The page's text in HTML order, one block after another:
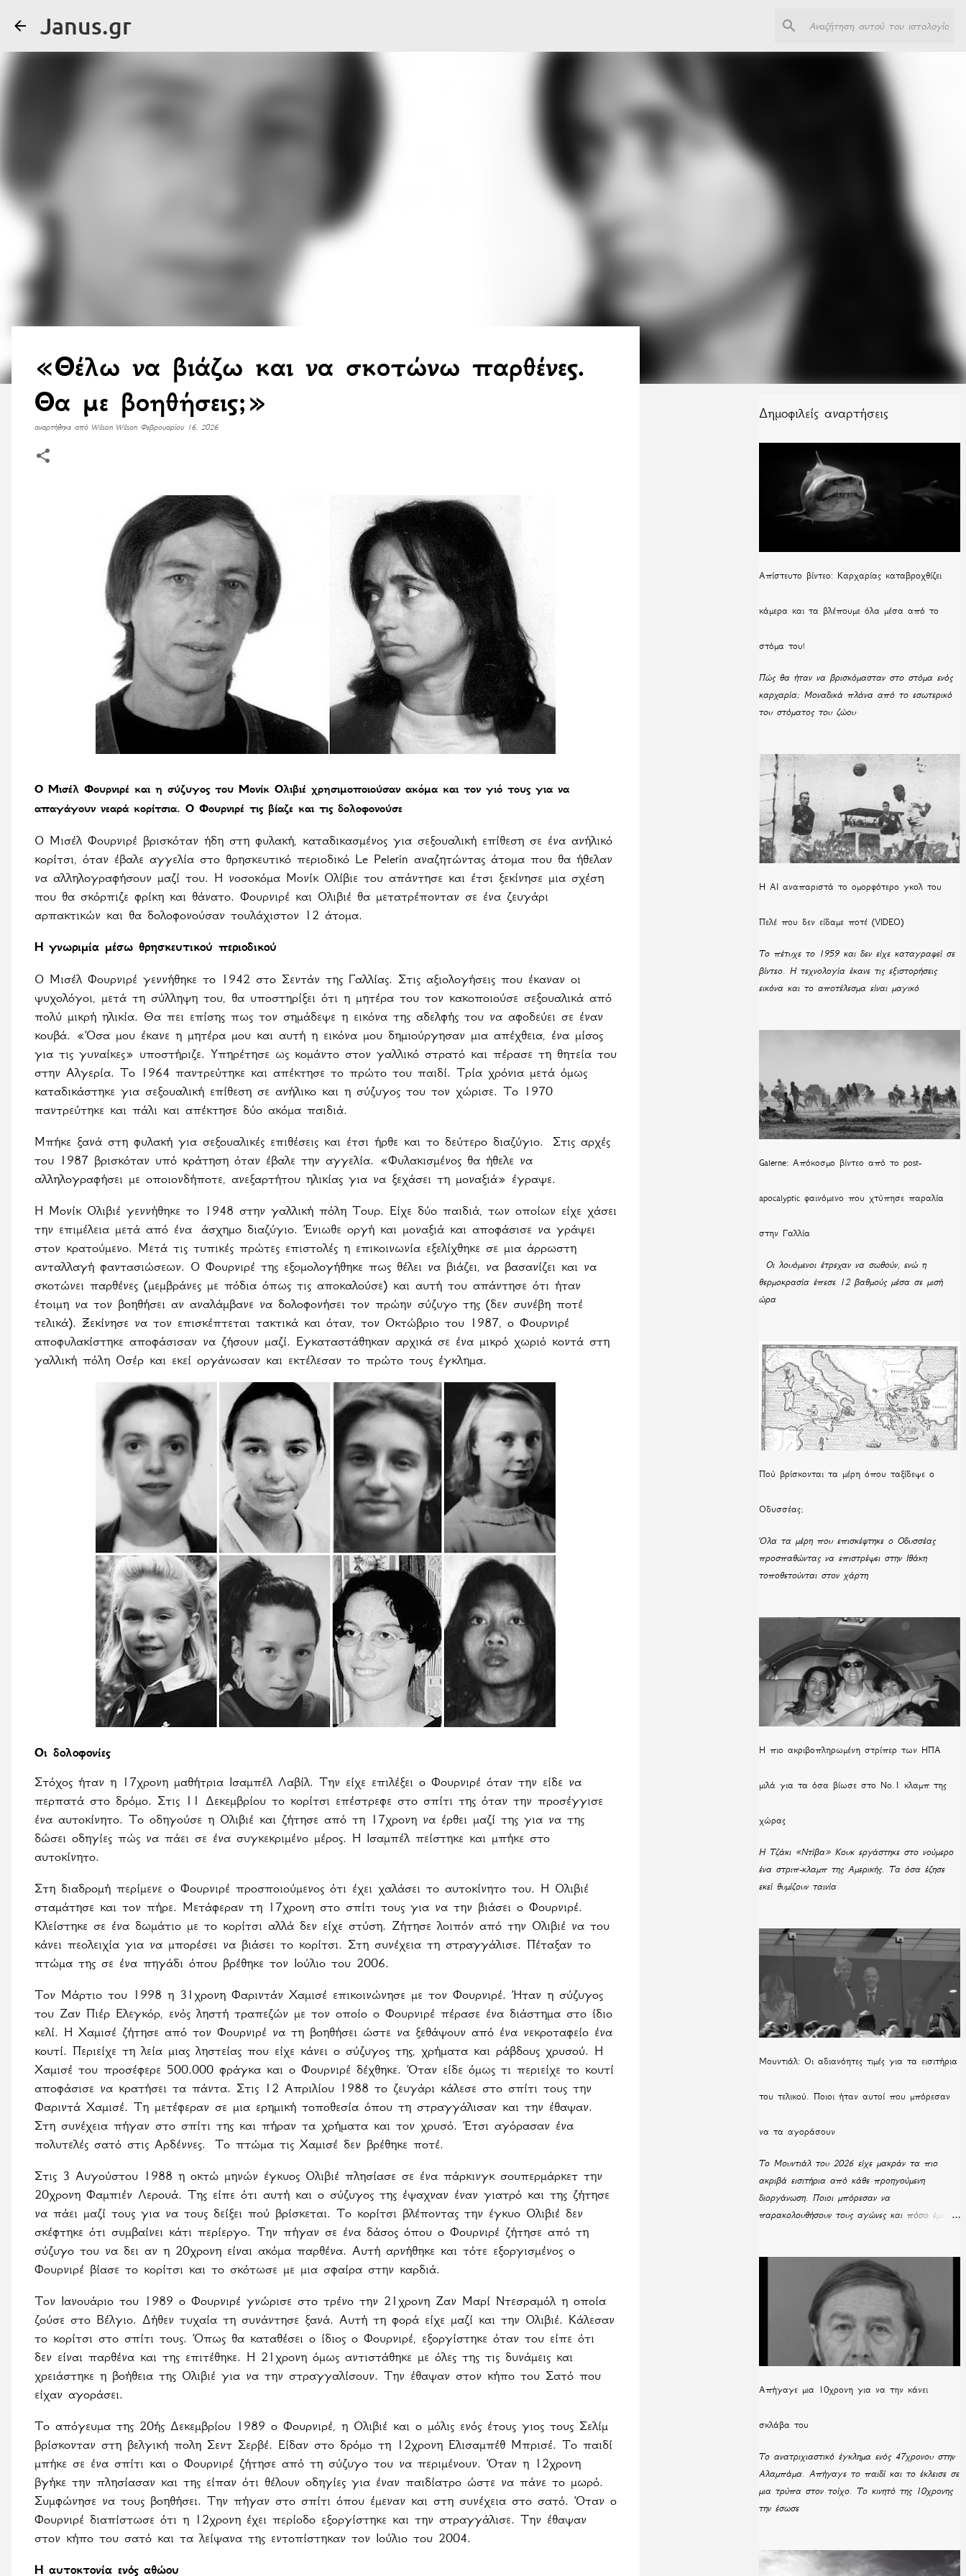
Janus.gr
«Θέλω να βιάζω και να σκοτώνω παρθένες.
Θα με βοηθήσεις;»
αναρτήθηκε από Wilson Wilson Φεβρουαρίου 16, 2026
Ο Μισέλ Φουρνιρέ και η σύζυγος του Μονίκ Ολιβιέ χρησιμοποιούσαν ακόμα και τον γιό τους για να
απαγάγουν νεαρά κορίτσια. Ο Φουρνιρέ τις βίαζε και τις δολοφονούσε
Ο Μισέλ Φουρνιρέ βρισκόταν ήδη στη φυλακή, καταδικασμένος για σεξουαλική επίθεση σε ένα ανήλικό
κορίτσι, όταν έβαλε αγγελία στο θρησκευτικό περιοδικό Le Pelerin αναζητώντας άτομα που θα ήθελαν
να αλληλογραφήσουν μαζί του. Η νοσοκόμα Μονίκ Ολίβιε του απάντησε και έτσι ξεκίνησε μια σχέση
που θα σκόρπιζε φρίκη και θάνατο. Φουρνιρέ και Ολιβιέ θα μετατρέπονταν σε ένα ζευγάρι
αρπακτικών και θα δολοφονούσαν τουλάχιστον 12 άτομα.
Η γνωριμία μέσω θρησκευτικού περιοδικού
Ο Μισέλ Φουρνιρέ γεννήθηκε το 1942 στο Σεντάν της Γαλλίας. Στις αξιολογήσεις που έκαναν οι
ψυχολόγοι, μετά τη σύλληψη του, θα υποστηρίξει ότι η μητέρα του τον κακοποιούσε σεξουαλικά από
πολύ μικρή ηλικία. Θα πει επίσης πως τον σημάδεψε η εικόνα της αδελφής του να αφοδεύει σε έναν
κουβά. «Όσα μου έκανε η μητέρα μου και αυτή η εικόνα μου δημιούργησαν μια απέχθεια, ένα μίσος
για τις γυναίκες» υποστήριζε. Υπηρέτησε ως κομάντο στον γαλλικό στρατό και πέρασε τη θητεία του
στην Αλγερία. Το 1964 παντρεύτηκε και απέκτησε το πρώτο του παιδί. Τρία χρόνια μετά όμως
καταδικάστηκε για σεξουαλική επίθεση σε ανήλικο και η σύζυγος του τον χώρισε. Το 1970
παντρεύτηκε και πάλι και απέκτησε δύο ακόμα παιδιά.
Μπήκε ξανά στη φυλακή για σεξουαλικές επιθέσεις και έτσι ήρθε και το δεύτερο διαζύγιο.
Στις αρχές
του 1987 βρισκόταν υπό κράτηση όταν έβαλε την αγγελία. «Φυλακισμένος θα ήθελε να
αλληλογραφήσει με οποιονδήποτε, ανεξαρτήτου ηλικίας για να ξεχάσει τη μοναξιά» έγραψε.
Η Μονίκ Ολιβιέ γεννήθηκε το 1948 στην γαλλική πόλη Τουρ. Είχε δύο παιδιά, των οποίων είχε χάσει
την επιμέλεια μετά από ένα άσχημο διαζύγιο. Ένιωθε οργή και μοναξιά και αποφάσισε να γράψει
στον κρατούμενο. Μετά τις τυπικές πρώτες επιστολές η επικοινωνία εξελίχθηκε σε μια άρρωστη
ανταλλαγή φαντασιώσεων. Ο Φουρνιρέ της εξομολογήθηκε πως θέλει να βιάζει, να βασανίζει και να
σκοτώνει παρθένες (μεμβράνες με πόδια όπως τις αποκαλούσε) και αυτή του απάντησε ότι ήταν
έτοιμη να τον βοηθήσει αν αναλάμβανε να δολοφονήσει τον πρώην σύζυγο της (δεν συνέβη ποτέ
τελικά). Ξεκίνησε να τον επισκέπτεται τακτικά και όταν, τον Οκτώβριο του 1987, ο Φουρνιρέ
αποφυλακίστηκε αποφάσισαν να ζήσουν μαζί. Εγκαταστάθηκαν αρχικά σε ένα μικρό χωριό κοντά στη
γαλλική πόλη Οσέρ και εκεί οργάνωσαν και εκτέλεσαν το πρώτο τους έγκλημα.
Οι δολοφονίες
Στόχος ήταν η 17χρονη μαθήτρια Ισαμπέλ Λαβίλ. Την είχε επιλέξει ο Φουρνιρέ όταν την είδε να
περπατά στο δρόμο. Στις 11 Δεκεμβρίου το κορίτσι επέστρεφε στο σπίτι της όταν την προσέγγισε
ένα αυτοκίνητο. Το οδηγούσε η Ολιβιέ και ζήτησε από τη 17χρονη να έρθει μαζί της για να της
δώσει οδηγίες πώς να πάει σε ένα συγκεκριμένο μέρος. Η Ισαμπέλ πείστηκε και μπήκε στο
αυτοκίνητο.
Στη διαδρομή περίμενε ο Φουρνιρέ προσποιούμενος ότι έχει χαλάσει το αυτοκίνητο του. Η Ολιβιέ
σταμάτησε και τον πήρε. Μετάφεραν τη 17χρονη στο σπίτι τους για να την βιάσει ο Φουρνιρέ.
Κλείστηκε σε ένα δωμάτιο με το κορίτσι αλλά δεν είχε στύση. Ζήτησε λοιπόν από την Ολιβιέ να του
κάνει πεολειχία για να μπορέσει να βιάσει το κορίτσι. Στη συνέχεια τη στραγγάλισε. Πέταξαν το
πτώμα της σε ένα πηγάδι όπου βρέθηκε τον Ιούλιο του 2006.
Τον Μάρτιο του 1998 η 31χρονη Φαριντάν Χαμισέ επικοινώνησε με τον Φουρνιρέ. Ήταν η σύζυγος
του Ζαν Πιέρ Ελεγκόρ, ενός ληστή τραπεζών με τον οποίο ο Φουρνιρέ πέρασε ένα διάστημα στο ίδιο
κελί. Η Χαμισέ ζήτησε από τον Φουρνιρέ να τη βοηθήσει ώστε να ξεθάψουν από ένα νεκροταφείο ένα
κουτί. Περιείχε τη λεία μιας ληστείας που είχε κάνει ο σύζυγος της, χρήματα και ράβδους χρυσού. Η
Χαμισέ του προσέφερε 500.000 φράγκα και ο Φουρνιρέ δέχθηκε. Όταν είδε όμως τι περιείχε το κουτί
αποφάσισε να κρατήσει τα πάντα. Στις 12 Απριλίου 1988 το ζευγάρι κάλεσε στο σπίτι τους την
Φαριντά Χαμισέ. Τη μετέφεραν σε μια ερημική τοποθεσία όπου τη στραγγάλισαν και την έθαψαν.
Στη συνέχεια πήγαν στο σπίτι της και πήραν τα χρήματα και τον χρυσό. Έτσι αγόρασαν ένα
πολυτελές σατό στις Αρδέννες.
Το πτώμα τις Χαμισέ δεν βρέθηκε ποτέ.
Στις 3 Αυγούστου 1988 η οκτώ μηνών έγκυος Ολιβιέ πλησίασε σε ένα πάρκινγκ σουπερμάρκετ την
20χρονη Φαμπιέν Λερουά. Της είπε ότι αυτή και ο σύζυγος της έψαχναν έναν γιατρό και της ζήτησε
να πάει μαζί τους για να τους δείξει πού βρίσκεται. Το κορίτσι βλέποντας την έγκυο Ολιβιέ δεν
σκέφτηκε ότι συμβαίνει κάτι περίεργο. Την πήγαν σε ένα δάσος όπου ο Φουρνιρέ ζήτησε από τη
σύζυγο του να δει αν η 20χρονη είναι ακόμα παρθένα. Αυτή αρνήθηκε και τότε εξοργισμένος ο
Φουρνιρέ βίασε το κορίτσι και το σκότωσε με μια σφαίρα στην καρδιά.
Τον Ιανουάριο του 1989 ο Φουρνιρέ γνώρισε στο τρένο την 21χρονη Ζαν Μαρί Ντεσραμόλ η οποία
ζούσε στο Βέλγιο. Δήθεν τυχαία τη συνάντησε ξανά. Αυτή τη φορά είχε μαζί και την Ολιβιέ. Κάλεσαν
το κορίτσι στο σπίτι τους. Όπως θα καταθέσει ο ίδιος ο Φουρνιρέ, εξοργίστηκε όταν του είπε ότι
δεν είναι παρθένα και της επιτέθηκε. Η 21χρονη όμως αντιστάθηκε με όλες της τις δυνάμεις και
χρειάστηκε η βοήθεια της Ολιβιέ για να την στραγγαλίσουν. Την έθαψαν στον κήπο του Σατό που
είχαν αγοράσει.
Το απόγευμα της 20ής Δεκεμβρίου 1989 ο Φουρνιρέ, η Ολιβιέ και ο μόλις ενός έτους γιος τους Σελίμ
βρίσκονταν στη βελγική πολη Σεντ Σερβέ. Είδαν στο δρόμο τη 12χρονη Ελισαμπέθ Μπρισέ. Το παιδί
μπήκε σε ένα σπίτι και ο Φουρνιρέ ζήτησε από τη σύζυγο του να περιμένουν. Όταν η 12χρονη
βγήκε την πλησίασαν και της είπαν ότι θέλουν οδηγίες για έναν παιδίατρο ώστε να πάνε το μωρό.
Συμφώνησε να τους βοηθήσει. Την πήγαν στο σπίτι όπου έμεναν και στη συνέχεια στο σατό. Όταν ο
Φουρνιρέ διαπίστωσε ότι η 12χρονη έχει περίοδο εξοργίστηκε και την στραγγάλισε. Την έθαψαν
στον κήπο του σατό και τα λείψανα της εντοπίστηκαν τον Ιούλιο του 2004.
Η αυτοκτονία ενός αθώου
Δημοφιλείς αναρτήσεις
Απίστευτο βίντεο: Καρχαρίας καταβροχθίζει
κάμερα και τα βλέπουμε όλα μέσα από το
στόμα του!
Πώς θα ήταν να βρισκόμασταν στο στόμα ενός
καρχαρία; Μοναδικά πλάνα από το εσωτερικό
του στόματος του ζώου
Η ΑΙ αναπαριστά το ομορφότερο γκολ του
Πελέ που δεν είδαμε ποτέ (VIDEO)
Το πέτυχε το 1959 και δεν είχε καταγραφεί σε
βίντεο. Η τεχνολογία έκανε τις εξιστορήσεις
εικόνα και το αποτέλεσμα είναι μαγικό
Galerne: Απόκοσμο βίντεο από το post-
apocalyptic φαινόμενο που χτύπησε παραλία
στην Γαλλία
Οι λουόμενοι έτρεχαν να σωθούν, ενώ η
θερμοκρασία έπεσε 12 βαθμούς μέσα σε μισή
ώρα
Πού βρίσκονται τα μέρη όπου ταξίδεψε ο
Οδυσσέας;
Όλα τα μέρη που επισκέφτηκε ο Οδυσσέας
προσπαθώντας να επιστρέψει στην Ιθάκη
τοποθετούνται στον χάρτη
H πιο ακριβοπληρωμένη στρίπερ των ΗΠΑ
μιλά για τα όσα βίωσε στο Νο.1 κλαμπ της
χώρας
Η Τζάκι «Ντίβα» Κουκ εργάστηκε στο νούμερο
ένα στριπ-κλαμπ της Αμερικής. Τα όσα έζησε
εκεί θυμίζουν ταινία
Μουντιάλ: Οι αδιανόητες τιμές για τα εισιτήρια
του τελικού. Ποιοι ήταν αυτοί που μπόρεσαν
να τα αγοράσουν
Το Μουντιάλ του 2026 είχε μακράν τα πιο
ακριβά εισιτήρια από κάθε προηγούμενη
διοργάνωση. Ποιοι μπόρεσαν να
παρακολουθήσουν τους αγώνες και πόσο έμειναν
Απήγαγε μια 10χρονη για να την κάνει
σκλάβα του
Το ανατριχιαστικό έγκλημα ενός 47χρονου στην
Αλαμπάμα. Απήγαγε το παιδί και το έκλεισε σε
μια τρύπα στον τοίχο. Το κινητό της 10χρονης
την έσωσε